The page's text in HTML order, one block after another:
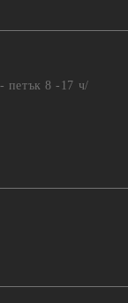
петък 8 -17 ч/